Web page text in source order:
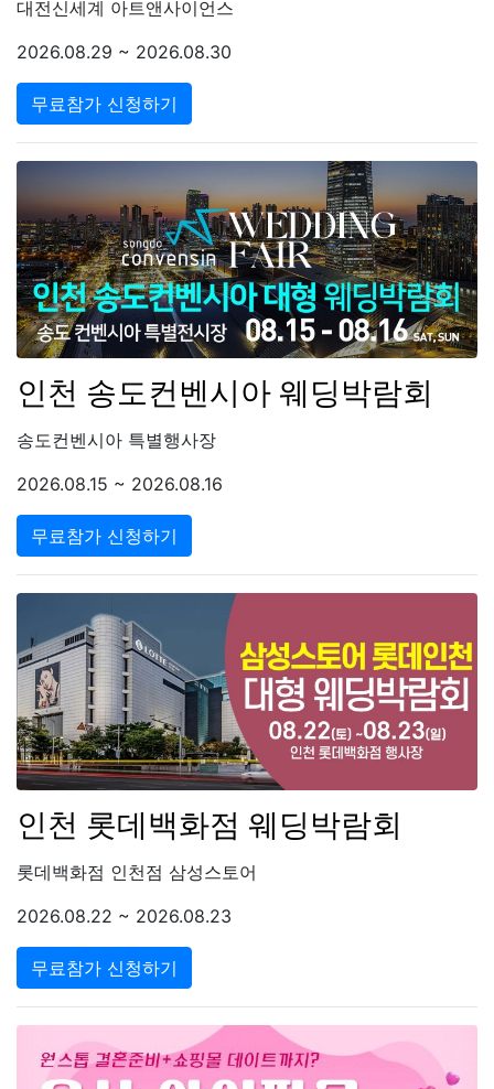
대전신세계 아트앤사이언스
2026.08.29 ~ 2026.08.30
무료참가 신청하기
인천 송도컨벤시아 웨딩박람회
송도컨벤시아 특별행사장
2026.08.15 ~ 2026.08.16
무료참가 신청하기
인천 롯데백화점 웨딩박람회
롯데백화점 인천점 삼성스토어
2026.08.22 ~ 2026.08.23
무료참가 신청하기